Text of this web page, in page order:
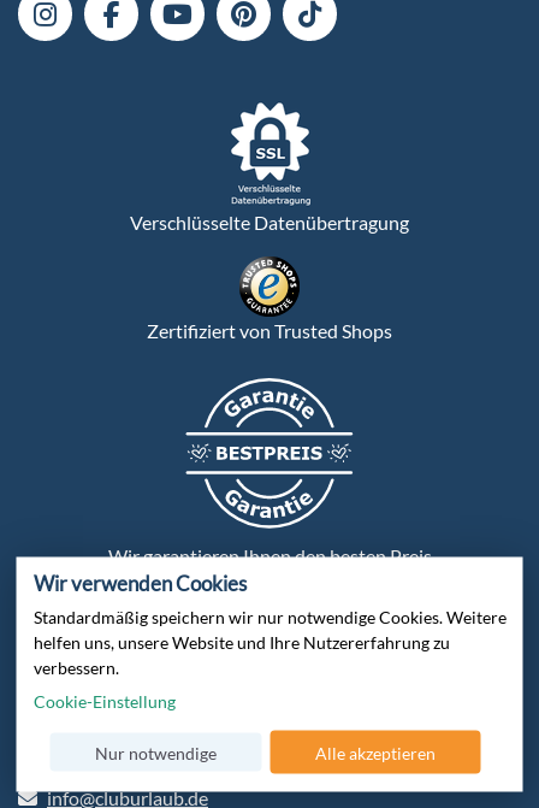
Verschlüsselte Datenübertragung
Zertifiziert von Trusted Shops
Wir garantieren Ihnen den besten Preis
Persönliche Beratung:
beraten und bekommt den besten Service.
+49 6103-5969-32
info@cluburlaub.de
Wir verwenden Cookies
Standardmäßig speichern wir nur notwendige Cookies. Weitere
helfen uns, unsere Website und Ihre Nutzererfahrung zu
verbessern.
Cookie-Einstellung
Nur notwendige Alle akzeptieren